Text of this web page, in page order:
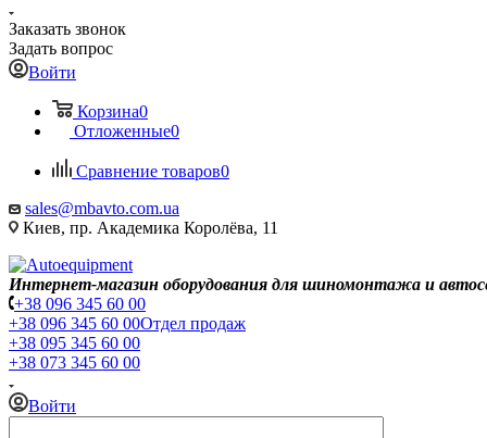
Заказать звонок
Задать вопрос
Войти
Корзина0
Отложенные0
Сравнение товаров0
sales@mbavto.com.ua
Киев, пр. Академика Королёва, 11
Интернет-магазин оборудования для шиномонтажа и
+38 096 345 60 00
+38 096 345 60 00Отдел продаж
+38 095 345 60 00
+38 073 345 60 00
Войти